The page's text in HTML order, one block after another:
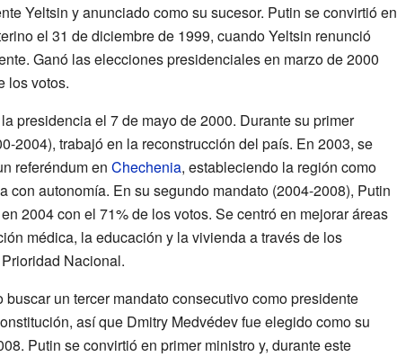
Yeltsin y anunciado como su sucesor. Putin se convirtió en
el 31 de diciembre de 1999, cuando Yeltsin renunció
Ganó las elecciones presidenciales en marzo de 2000
los votos.
presidencia el 7 de mayo de 2000. Durante su primer
2004), trabajó en la reconstrucción del país. En 2003, se
referéndum en Chechenia, estableciendo la región como
con autonomía. En su segundo mandato (2004-2008), Putin
2004 con el 71% de los votos. Se centró en mejorar áreas
médica, la educación y la vivienda a través de los
Nacional.
buscar un tercer mandato consecutivo como presidente
así que Dmitry Medvédev fue elegido como su
Putin se convirtió en primer ministro y, durante este